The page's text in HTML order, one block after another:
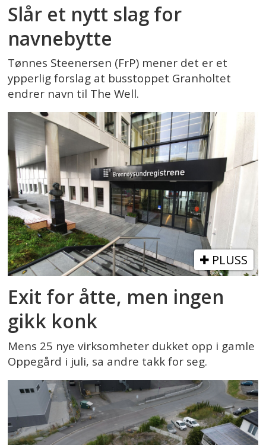
Slår et nytt slag for
navnebytte
Tønnes Steenersen (FrP) mener det er et
ypperlig forslag at busstoppet Granholtet
endrer navn til The Well.
PLUSS
Exit for åtte, men ingen
gikk konk
Mens 25 nye virksomheter dukket opp i gamle
Oppegård i juli, sa andre takk for seg.